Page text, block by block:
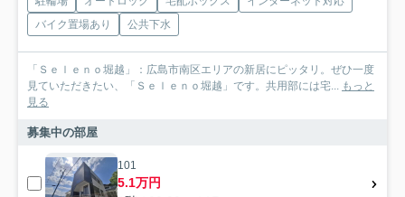
バイク置場あり
公共下水
「Ｓｅｌｅｎｏ堀越」：広島市南区エリアの新居にピッタリ。ぜひ一度
見ていただきたい、「Ｓｅｌｅｎｏ堀越」です。共用部には宅... もっと
見る
募集中の部屋
101
5.1万円